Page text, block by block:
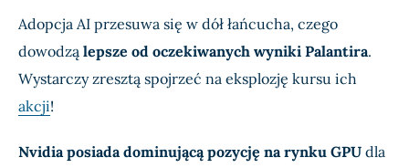
Adopcja AI przesuwa się w dół łańcucha, czego
dowodzą lepsze od oczekiwanych wyniki Palantira.
Wystarczy zresztą spojrzeć na eksplozję kursu ich
akcji!
Nvidia posiada dominującą pozycję na rynku GPU dla